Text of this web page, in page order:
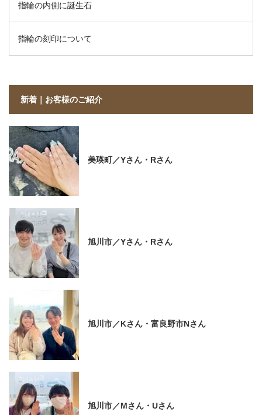
指輪の内側に誕生石
指輪の刻印について
新着｜お客様のご紹介
美瑛町／Yさん・Rさん
旭川市／Yさん・Rさん
旭川市／Kさん・富良野市Nさん
旭川市／Mさん・Uさん